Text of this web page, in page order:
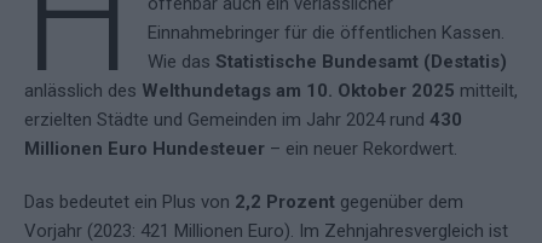
Einnahmebringer für die öffentlichen Kassen.
Wie das Statistische Bundesamt (Destatis)
anlässlich des Welthundetags am 10. Oktober 2025 mitteilt,
erzielten Städte und Gemeinden im Jahr 2024 rund 430
Millionen Euro Hundesteuer – ein neuer Rekordwert.
Das bedeutet ein Plus von 2,2 Prozent gegenüber dem
Vorjahr (2023: 421 Millionen Euro). Im Zehnjahresvergleich ist